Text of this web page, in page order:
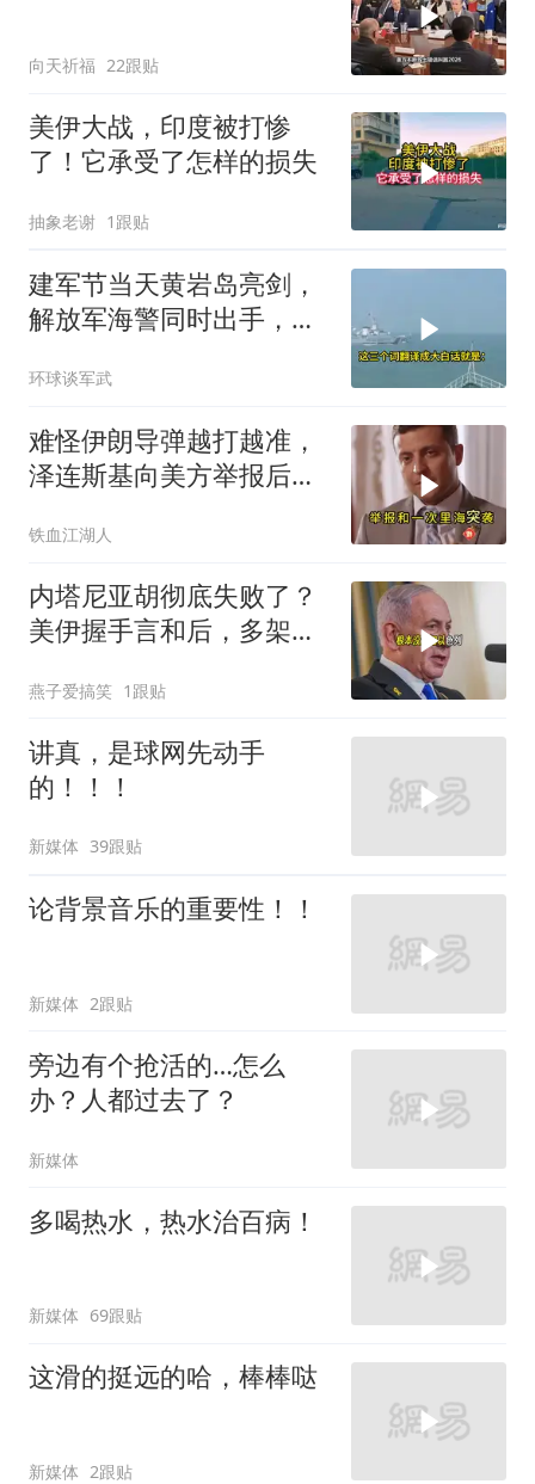
向天祈福 22跟贴
美伊大战，印度被打惨
了！它承受了怎样的损失
抽象老谢 1跟贴
建军节当天黄岩岛亮剑，
解放军海警同时出手，菲
环球谈军武
难怪伊朗导弹越打越准，
泽连斯基向美方举报后，
铁血江湖人
内塔尼亚胡彻底失败了？
美伊握手言和后，多架美
燕子爱搞笑 1跟贴
讲真，是球网先动手
的！！！
新媒体 39跟贴
论背景音乐的重要性！！
新媒体 2跟贴
旁边有个抢活的…怎么
办？人都过去了？
新媒体
多喝热水，热水治百病！
新媒体 69跟贴
这滑的挺远的哈，棒棒哒
新媒体 2跟贴